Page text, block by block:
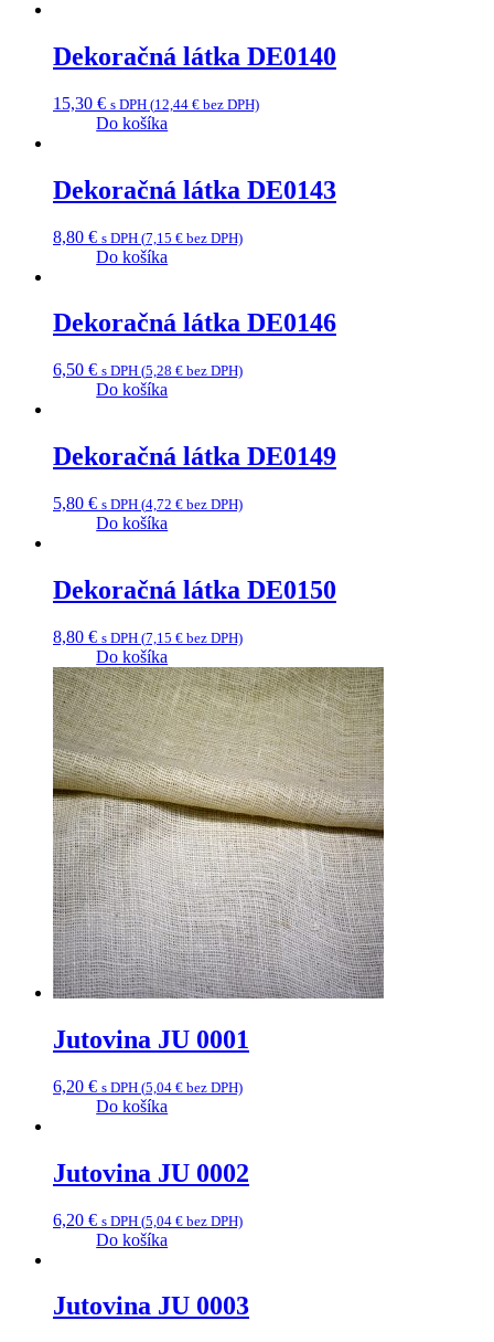
Dekoračná látka DE0140
15,30 € s DPH (12,44 € bez DPH)
Do košíka
Dekoračná látka DE0143
8,80 € s DPH (7,15 € bez DPH)
Do košíka
Dekoračná látka DE0146
6,50 € s DPH (5,28 € bez DPH)
Do košíka
Dekoračná látka DE0149
5,80 € s DPH (4,72 € bez DPH)
Do košíka
Dekoračná látka DE0150
8,80 € s DPH (7,15 € bez DPH)
Do košíka
Jutovina JU 0001
6,20 € s DPH (5,04 € bez DPH)
Do košíka
Jutovina JU 0002
6,20 € s DPH (5,04 € bez DPH)
Do košíka
Jutovina JU 0003